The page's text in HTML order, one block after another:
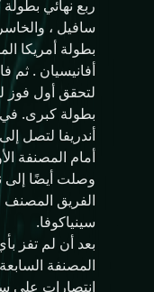
ربع نهائي
سافيل ،
أفانيسيان . ثم
لتحقق أول فوز
بطولة كبرى.
أندريفا لتصل
أمام المصنفة
وصلت أيضًا إلى
الفريق
سينياكوفا.
بعد أن لم تفز
المصنفة
انتصارات على